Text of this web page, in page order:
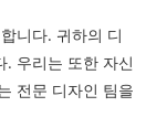
니다. 귀하의 디
. 우리는 또한 자신
전문 디자인 팀을